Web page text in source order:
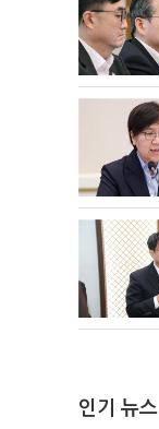
인기 뉴스